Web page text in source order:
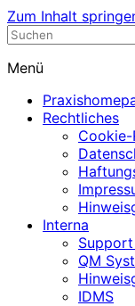
Zum Inhalt
Nephrologische
Menü
Rechtliches
Cookie-
Interna
QM
IDMS